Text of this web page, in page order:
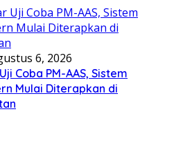
6, 2026
Coba PM-AAS, Sistem
Mulai Diterapkan di